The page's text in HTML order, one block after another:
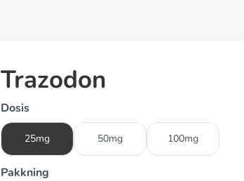
Trazodon
Dosis
25mg 50mg 100mg
Pakkning